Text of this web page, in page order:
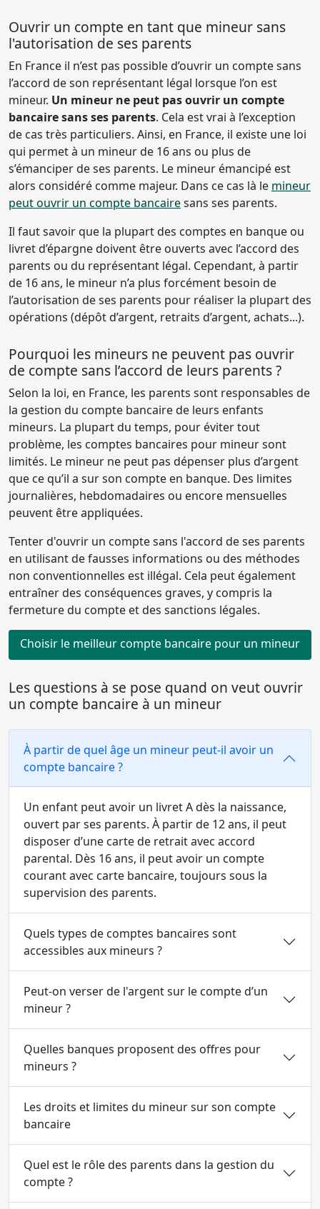
Ouvrir un compte en tant que mineur sans
l'autorisation de ses parents
En France il n’est pas possible d’ouvrir un compte sans
l’accord de son représentant légal lorsque l’on est
mineur. Un mineur ne peut pas ouvrir un compte
bancaire sans ses parents. Cela est vrai à l’exception
de cas très particuliers. Ainsi, en France, il existe une loi
qui permet à un mineur de 16 ans ou plus de
s’émanciper de ses parents. Le mineur émancipé est
alors considéré comme majeur. Dans ce cas là le mineur
peut ouvrir un compte bancairesans ses parents.
Il faut savoir que la plupart des comptes en banque ou
livret d’épargne doivent être ouverts avec l’accord des
parents ou du représentant légal. Cependant, à partir
de 16 ans, le mineur n’a plus forcément besoin de
l’autorisation de ses parents pour réaliser la plupart des
opérations (dépôt d’argent, retraits d’argent, achats...).
Pourquoi les mineurs ne peuvent pas ouvrir
de compte sans l’accord de leurs parents ?
Selon la loi, en France, les parents sont responsables de
la gestion du compte bancaire de leurs enfants
mineurs. La plupart du temps, pour éviter tout
problème, les comptes bancaires pour mineur sont
limités. Le mineur ne peut pas dépenser plus d’argent
que ce qu’il a sur son compte en banque. Des limites
journalières, hebdomadaires ou encore mensuelles
peuvent être appliquées.
Tenter d'ouvrir un compte sans l'accord de ses parents
en utilisant de fausses informations ou des méthodes
non conventionnelles est illégal. Cela peut également
entraîner des conséquences graves, y compris la
fermeture du compte et des sanctions légales.
Choisir le meilleur compte bancaire pour un mineur
Les questions à se pose quand on veut ouvrir
un compte bancaire à un mineur
À partir de quel âge un mineur peut-il avoir un
compte bancaire ?
Un enfant peut avoir un livret A dès la naissance,
ouvert par ses parents. À partir de 12 ans, il peut
disposer d’une carte de retrait avec accord
parental. Dès 16 ans, il peut avoir un compte
courant avec carte bancaire, toujours sous la
supervision des parents.
Quels types de comptes bancaires sont
accessibles aux mineurs ?
Peut-on verser de l'argent sur le compte d’un
mineur ?
Quelles banques proposent des offres pour
mineurs ?
Les droits et limites du mineur sur son compte
bancaire
Quel est le rôle des parents dans la gestion du
compte ?